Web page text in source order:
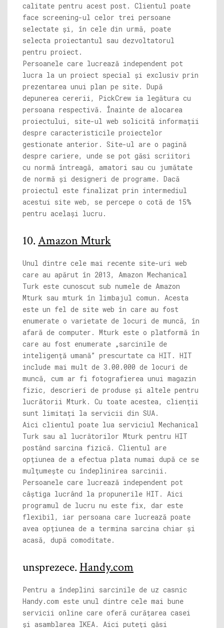
calitate pentru acest post. Clientul poate
face screening-ul celor trei persoane
selectate și, în cele din urmă, poate
selecta proiectantul sau dezvoltatorul
pentru proiect.
Persoanele care lucrează independent pot
lucra la un proiect special și exclusiv prin
prezentarea unui plan pe site. După
depunerea cererii, PickCrew ia legătura cu
persoana respectivă. Înainte de alocarea
proiectului, site-ul web solicită informații
despre caracteristicile proiectelor
gestionate anterior. Site-ul are o pagină
despre cariere, unde se pot găsi scriitori
cu normă întreagă, amatori sau cu jumătate
de normă și designeri de programe. Dacă
proiectul este finalizat prin intermediul
acestui site web, se percepe o cotă de 15%
pentru același lucru.
10.Amazon Mturk
Unul dintre cele mai recente site-uri web
care au apărut în 2013, Amazon Mechanical
Turk este cunoscut sub numele de Amazon
Mturk sau mturk în limbajul comun. Acesta
este un fel de site web în care au fost
enumerate o varietate de locuri de muncă, în
afară de computer. Mturk este o platformă în
care au fost enumerate „sarcinile de
inteligență umană” prescurtate ca HIT. HIT
include mai mult de 3.00.000 de locuri de
muncă, cum ar fi fotografierea unui magazin
fizic, descrieri de produse și altele pentru
lucrătorii Mturk. Cu toate acestea, clienții
sunt limitați la servicii din SUA.
Aici clientul poate lua serviciul Mechanical
Turk sau al lucrătorilor Mturk pentru HIT
postând sarcina fizică. Clientul are
opțiunea de a efectua plata numai după ce se
mulțumește cu îndeplinirea sarcinii.
Persoanele care lucrează independent pot
câștiga lucrând la propunerile HIT. Aici
programul de lucru nu este fix, dar este
flexibil, iar persoana care lucrează poate
avea opțiunea de a termina sarcina chiar și
acasă, după comoditate.
unsprezece. Handy.com
Pentru a îndeplini sarcinile de uz casnic
Handy.com este unul dintre cele mai bune
servicii online care oferă curățarea casei
și asamblarea IKEA. Aici puteți găsi